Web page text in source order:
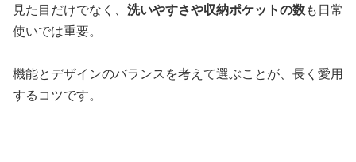
見た目だけでなく、 洗いやすさや収納ポケットの数も日常
使いでは重要。
機能とデザインのバランスを考えて選ぶことが、長く愛用
するコツです。